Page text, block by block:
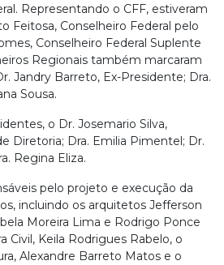
Representando o CFF, estiveram
Feitosa, Conselheiro Federal pelo
Conselheiro Federal Suplente
Regionais também marcaram
Jandry Barreto, Ex-Presidente; Dra.
Sousa.
o Dr. Josemario Silva,
Diretoria; Dra. Emilia Pimentel; Dr.
Regina Eliza.
pelo projeto e execução da
incluindo os arquitetos Jefferson
Moreira Lima e Rodrigo Ponce
Civil, Keila Rodrigues Rabelo, o
Alexandre Barreto Matos e o